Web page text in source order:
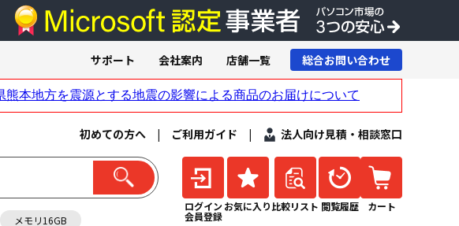
初めての方へ | ご利用ガイド | 法人向け見積・相談窓口
メモリ16GB
ログイン
会員登録
お気に入り 比較リスト 閲覧履歴 カート
サポート 会社案内 店舗一覧 総合お問い合わせ